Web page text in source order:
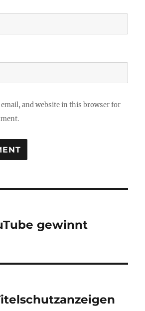
email, and website in this browser for
gewinnt